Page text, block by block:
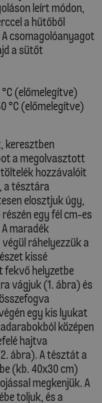
leírt módon,
a hűtőből
csomagolóanyagot
a sütőt
(előmelegítve)
°C (előmelegítve)
keresztben
a megolvasztott
hozzávalóit
a tésztára
elosztjuk úgy,
egy fél cm-es
maradék
ráhelyezzük a
kissé
fekvő helyzetbe
vágjuk (1. ábra) és
egy kis lyukat
középen
hajtva
ábra). A tésztát a
(kb. 40x30 cm)
megkenjük. A
toljuk, és a